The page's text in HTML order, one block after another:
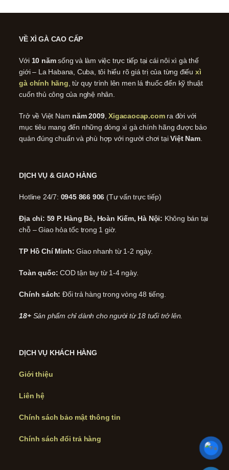
VỀ XÌ GÀ CAO CẤP
Với 10 nămsống và làm việc trực tiếp tại cái nôi xì gà thế
giới – La Habana, Cuba, tôi hiểu rõ giá trị của từng điếu xì
gà chính hãng , từ quy trình lên men lá thuốc đến kỹ thuật
cuốn thủ công của nghệ nhân.
Trở về Việt Nam năm 2009,Xigacaocap.comra đời với
mục tiêu mang đến những dòng xì gà chính hãng được bảo
quản đúng chuẩn và phù hợp với người chơi tạiViệt Nam.
DỊCH VỤ & GIAO HÀNG
Hotline 24/7: 0945 866 906 (Tư vấn trực tiếp)
Địa chỉ: 59 P. Hàng Bè, Hoàn Kiếm, Hà Nội: Không bán tại
chỗ – Giao hỏa tốc trong 1 giờ.
TP Hồ Chí Minh: Giao nhanh từ 1-2 ngày.
Toàn quốc: COD tận tay từ 1-4 ngày.
Chính sách: Đổi trả hàng trong vòng 48 tiếng.
18+ Sản phẩm chỉ dành cho người từ 18 tuổi trở lên.
DỊCH VỤ KHÁCH HÀNG
Giới thiệu
Liên hệ
Chính sách bảo mật thông tin
Chính sách đổi trả hàng